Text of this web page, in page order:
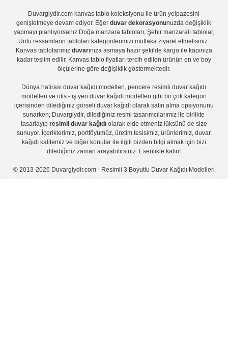
Duvargiydir.com kanvas tablo koleksiyonu ile ürün yelpazesini
genişletmeye devam ediyor. Eğerduvar dekorasyonunuzda değişiklik
yapmayı planlıyorsanız Doğa manzara tabloları, Şehir manzaralı tablolar,
Ünlü ressamların tabloları kategorilerimizi mutlaka ziyaret etmelisiniz.
Kanvas tablolarımız duvarınıza asmaya hazır şekilde kargo ile kapınıza
kadar teslim edilir. Kanvas tablo fiyatlarıtercih edilen ürünün en ve boy
ölçülerine göre değişiklik göstermektedir.
Dünya hatirası duvar kağıdı modelleri,pencere resimli duvar kağıdı
modelleri ve ofis - iş yeri duvar kağıdı modelleri gibi bir çok kategori
içerisinden dilediğiniz görseli duvar kağıdı olarak satın alma opsiyonunu
sunarken; Duvargiydir, dilediğiniz resmi tasarımcılarımız ile birlikte
tasarlayıp resimli duvar kağıdıolarak elde etmeniz lüksünü de size
sunuyor. İçeriklerimiz, portföyümüz, üretim tesisimiz, ürünlerimiz, duvar
kağıdı kalitemiz ve diğer konular ile ilgili bizden bilgi almak için bizi
dilediğiniz zaman arayabilirsiniz. Esenlikle kalın!
© 2013-2026 Duvargiydir.com - Resimli 3 Boyutlu Duvar Kağıdı Modelleri